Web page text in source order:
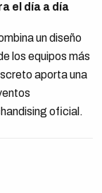
el día a día
un diseño
los equipos más
aporta una
oficial.